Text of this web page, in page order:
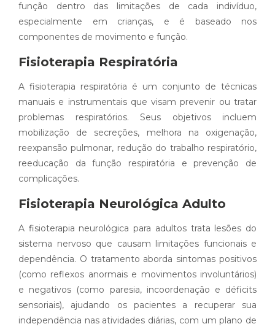
função dentro das limitações de cada indivíduo,
especialmente em crianças, e é baseado nos
componentes de movimento e função.
Fisioterapia Respiratória
A fisioterapia respiratória é um conjunto de técnicas
manuais e instrumentais que visam prevenir ou tratar
problemas respiratórios. Seus objetivos incluem
mobilização de secreções, melhora na oxigenação,
reexpansão pulmonar, redução do trabalho respiratório,
reeducação da função respiratória e prevenção de
complicações.
Fisioterapia Neurológica Adulto
A fisioterapia neurológica para adultos trata lesões do
sistema nervoso que causam limitações funcionais e
dependência. O tratamento aborda sintomas positivos
(como reflexos anormais e movimentos involuntários)
e negativos (como paresia, incoordenação e déficits
sensoriais), ajudando os pacientes a recuperar sua
independência nas atividades diárias, com um plano de